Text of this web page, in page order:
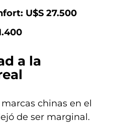
U$S 27.500
a la
chinas en el
de ser marginal.